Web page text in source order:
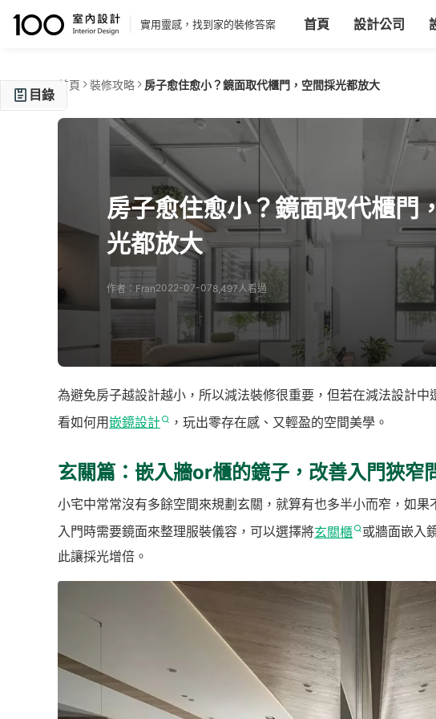
實用靈感，找到家的裝修答案 首頁 設計公司
首頁 裝修攻略 房子愈住愈小？鏡面取代櫃門，空間採光都放大
房子愈住愈小？鏡面取代櫃門
光都放大
作者：Fran2022-07-078,497人看過
為避免房子越設計越小，所以減法裝修很重要，但若在減法設計
看如何用嵌鏡設計 ，玩出零存在感、又輕盈的空間美學。
玄關篇：嵌入牆or櫃的鏡子，改善入門狹窄
小宅中常常沒有多餘空間來規劃玄關，就算有也多半小而窄，如
入門時需要鏡面來整理服裝儀容，可以選擇將玄關櫃
或牆面嵌入
此讓採光增倍。
目錄